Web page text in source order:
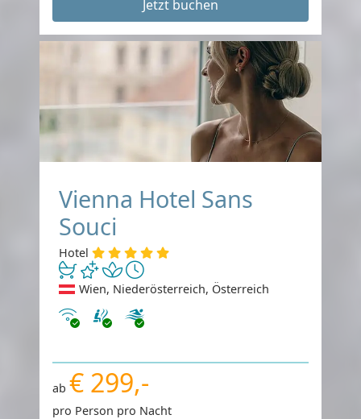
Jetzt buchen
Vienna Hotel Sans
Souci
Hotel
Wien, Niederösterreich, Österreich
Internet
ab € 299,-
pro Person pro Nacht